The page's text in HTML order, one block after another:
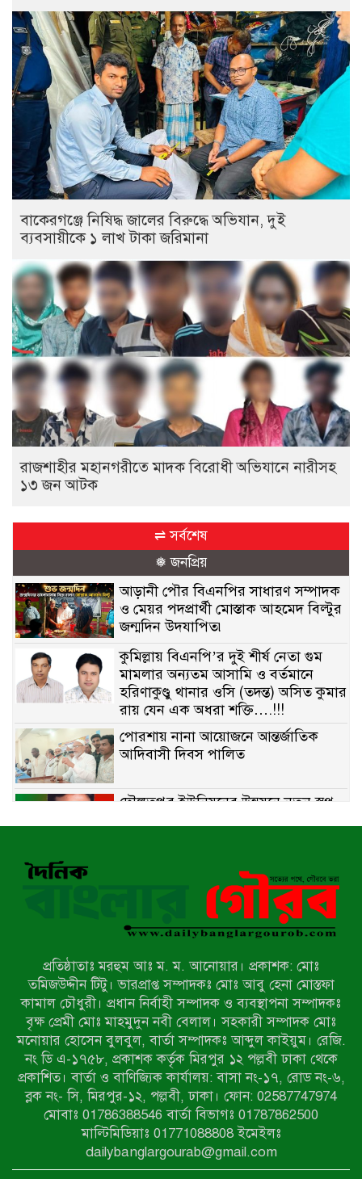
বাকেরগঞ্জে নিষিদ্ধ জালের বিরুদ্ধে অভিযান, দুই
ব্যবসায়ীকে ১ লাখ টাকা জরিমানা
রাজশাহীর মহানগরীতে মাদক বিরোধী অভিযানে নারীসহ
১৩ জন আটক
⇌ সর্বশেষ
❅ জনপ্রিয়
আড়ানী পৌর বিএনপির সাধারণ সম্পাদক
ও মেয়র পদপ্রার্থী মোস্তাক আহমেদ বিল্টুর
জন্মদিন উদযাপিত৷
কুমিল্লায় বিএনপি’র দুই শীর্ষ নেতা গুম
মামলার অন্যতম আসামি ও বর্তমানে
হরিণাকুণ্ডু থানার ওসি (তদন্ত) অসিত কুমার
রায় যেন এক অধরা শক্তি….!!!
পোরশায় নানা আয়োজনে আন্তর্জাতিক
আদিবাসী দিবস পালিত
দৌলতপুর ইউনিয়নের উন্নয়নে নতুন স্বপ্ন
বাকেরগঞ্জে নিষিদ্ধ জালের বিরুদ্ধে
অভিযান, দুই ব্যবসায়ীকে ১ লাখ টাকা
রাজশাহীর মহানগরীতে মাদক বিরোধী
আদমদীঘিতে শুমারি স্বেচ্ছাসেবী নিয়োগে
যোগ্যতার ভিত্তিতে তালিকা প্রকাশ;
নির্বাচিতদের আ.লীগ ট্যাগে প্রচারণা
সংবাদ প্রকাশের জেরে সাংবাদিককে দেখে
নেওয়ার হুমকি দিলেন দোড়া মাদরাসার
পরিচয় দেওয়া সভাপতি
উখিয়ায় বিজিবির অভিযানে ৪০ হাজার
ইয়াবাসহ যুবক আটক
প্রতিষ্ঠাতাঃ মরহুম আঃ ম. ম. আনোয়ার। প্রকাশক: মোঃ
তমিজউদ্দীন টিটু। ভারপ্রাপ্ত সম্পাদকঃ মোঃ আবু হেনা মোস্তফা
কামাল চৌধুরী। প্রধান নির্বাহী সম্পাদক ও ব্যবস্থাপনা সম্পাদকঃ
বৃক্ষ প্রেমী মোঃ মাহমুদুন নবী বেলাল। সহকারী সম্পাদক মোঃ
মনোয়ার হোসেন বুলবুল, বার্তা সম্পাদকঃ আব্দুল কাইয়ুম। রেজি.
নং ডি এ-১৭৫৮, প্রকাশক কর্তৃক মিরপুর ১২ পল্লবী ঢাকা থেকে
প্রকাশিত। বার্তা ও বাণিজ্যিক কার্যালয়: বাসা নং-১৭, রোড নং-৬,
ব্লক নং- সি, মিরপুর-১২, পল্লবী, ঢাকা। ফোন: 02587747974
মোবাঃ 01786388546 বার্তা বিভাগঃ 01787862500
মাল্টিমিডিয়াঃ 01771088808 ইমেইলঃ
dailybanglargourab@gmail.com